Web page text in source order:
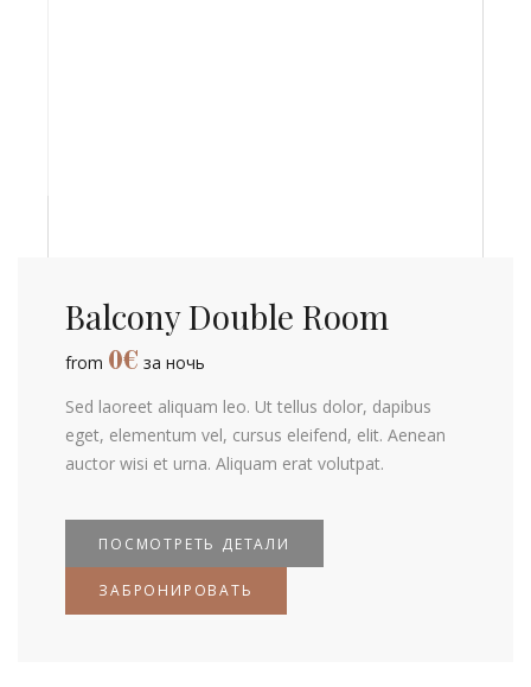
from 0€ за ночь
Balcony Double Room
Sed laoreet aliquam leo. Ut tellus dolor, dapibus
eget, elementum vel, cursus eleifend, elit. Aenean
auctor wisi et urna. Aliquam erat volutpat.
ПОСМОТРЕТЬ ДЕТАЛИ
ЗАБРОНИРОВАТЬ